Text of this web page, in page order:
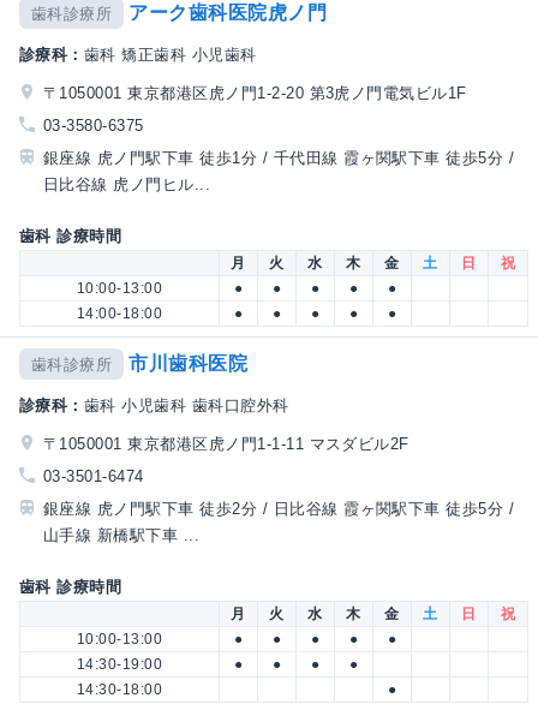
歯科診療所 アーク歯科医院虎ノ門
診療科： 歯科 矯正歯科 小児歯科
〒1050001 東京都港区虎ノ門1-2-20 第3虎ノ門電気ビル1F
03-3580-6375
銀座線 虎ノ門駅下車 徒歩1分 / 千代田線 霞ヶ関駅下車 徒歩5分 /
日比谷線 虎ノ門ヒル...
歯科 診療時間
月 火 水 木 金 土 日
祝
10:00-13:00
● ● ● ●
●
14:00-18:00
● ● ● ● ●
歯科診療所 市川歯科医院
診療科： 歯科 小児歯科 歯科口腔外科
〒1050001 東京都港区虎ノ門1-1-11 マスダビル2F
03-3501-6474
銀座線 虎ノ門駅下車 徒歩2分 / 日比谷線 霞ヶ関駅下車 徒歩5分 /
山手線 新橋駅下車 ...
歯科 診療時間
月 火 水 木 金 土 日
祝
10:00-13:00
● ● ● ●
●
14:30-19:00
● ● ●
●
14:30-18:00
●